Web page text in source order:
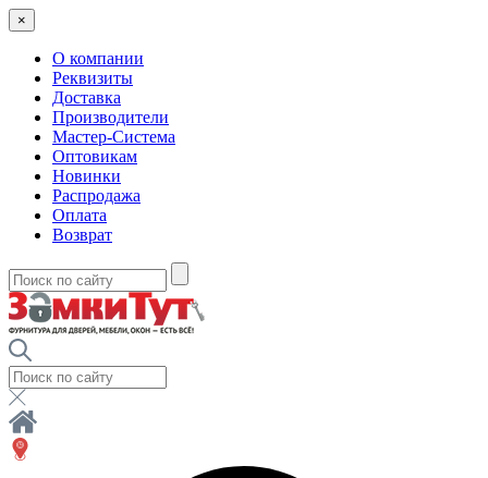
×
О компании
Реквизиты
Доставка
Производители
Мастер-Система
Оптовикам
Новинки
Распродажа
Оплата
Возврат